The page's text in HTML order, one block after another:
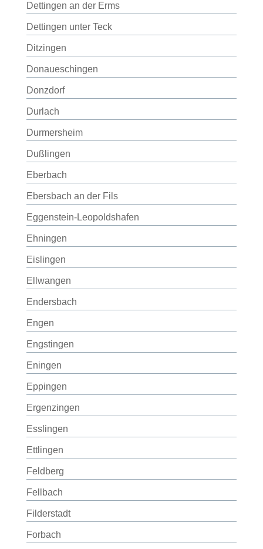
Dettingen an der Erms
Dettingen unter Teck
Ditzingen
Donaueschingen
Donzdorf
Durlach
Durmersheim
Dußlingen
Eberbach
Ebersbach an der Fils
Eggenstein-Leopoldshafen
Ehningen
Eislingen
Ellwangen
Endersbach
Engen
Engstingen
Eningen
Eppingen
Ergenzingen
Esslingen
Ettlingen
Feldberg
Fellbach
Filderstadt
Forbach